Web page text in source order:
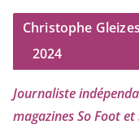
Christophe
2024
Journaliste
maga­zines So Foot